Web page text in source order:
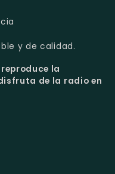
y de calidad.
reproduce la
de la radio en